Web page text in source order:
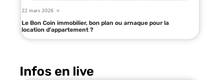
22 mars 2026
Le Bon Coin immobilier, bon plan ou arnaque pour la
location d’appartement ?
Infos en live